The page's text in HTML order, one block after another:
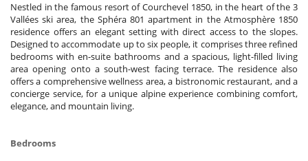
Nestled in the famous resort of Courchevel 1850, in the heart of the 3
Vallées ski area, the Sphéra 801 apartment in the Atmosphère 1850
residence offers an elegant setting with direct access to the slopes.
Designed to accommodate up to six people, it comprises three refined
bedrooms with en-suite bathrooms and a spacious, light-filled living
area opening onto a south-west facing terrace. The residence also
offers a comprehensive wellness area, a bistronomic restaurant, and a
concierge service, for a unique alpine experience combining comfort,
elegance, and mountain living.
Bedrooms